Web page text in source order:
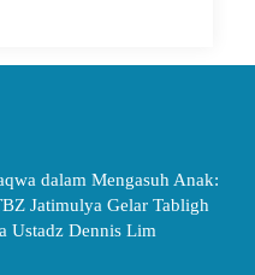
dalam Mengasuh Anak:
Jatimulya Gelar Tabligh
Ustadz Dennis Lim